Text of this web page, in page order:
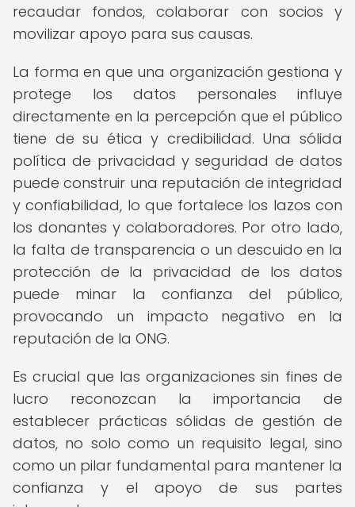
recaudar fondos, colaborar con socios y
movilizar apoyo para sus causas.
La forma en que una organización gestiona y
protege los datos personales influye
directamente en la percepción que el público
tiene de su ética y credibilidad. Una sólida
política de privacidad y seguridad de datos
puede construir una reputación de integridad
y confiabilidad, lo que fortalece los lazos con
los donantes y colaboradores. Por otro lado,
la falta de transparencia o un descuido en la
protección de la privacidad de los datos
puede minar la confianza del público,
provocando un impacto negativo en la
reputación de la ONG.
Es crucial que las organizaciones sin fines de
lucro reconozcan la importancia de
establecer prácticas sólidas de gestión de
datos, no solo como un requisito legal, sino
como un pilar fundamental para mantener la
confianza y el apoyo de sus partes